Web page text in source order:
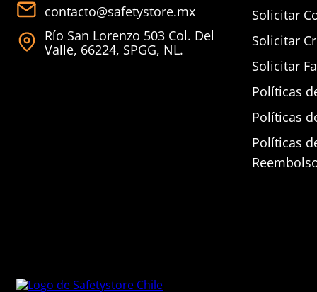
contacto@safetystore.mx
Río San Lorenzo 503 Col. Del
Valle, 66224, SPGG, NL.
Solicitar
Solicitar
Solicitar
Políticas
Políticas
Políticas